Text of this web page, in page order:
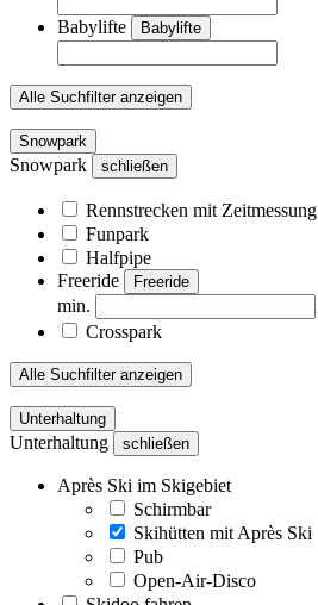
Babylifte Babylifte
Alle Suchfilter anzeigen
Snowpark
Snowpark schließen
Rennstrecken mit Zeitmessung
Funpark
Halfpipe
Freeride
Freeride
min.
Crosspark
Alle Suchfilter anzeigen
Unterhaltung
Unterhaltung schließen
Après Ski im Skigebiet
Schirmbar
Skihütten mit Après Ski
Pub
Open-Air-Disco